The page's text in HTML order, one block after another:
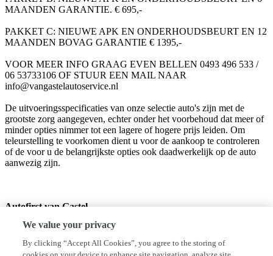
MAANDEN GARANTIE. € 695,-
PAKKET C: NIEUWE APK EN ONDERHOUDSBEURT EN 12
MAANDEN BOVAG GARANTIE € 1395,-
VOOR MEER INFO GRAAG EVEN BELLEN 0493 496 533 /
06 53733106 OF STUUR EEN MAIL NAAR
info@vangastelautoservice.nl
De uitvoeringsspecificaties van onze selectie auto's zijn met de
grootste zorg aangegeven, echter onder het voorbehoud dat meer of
minder opties nimmer tot een lagere of hogere prijs leiden. Om
teleurstelling te voorkomen dient u voor de aankoop te controleren
of de voor u de belangrijkste opties ook daadwerkelijk op de auto
aanwezig zijn.
Autofirst van Gastel
5711ES Someren
0493496533
info@vangastelautoservice.nl
We value your privacy
By clicking “Accept All Cookies”, you agree to the storing of